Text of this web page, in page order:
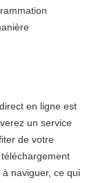
en ligne est
un service
de votre
naviguer, ce qui